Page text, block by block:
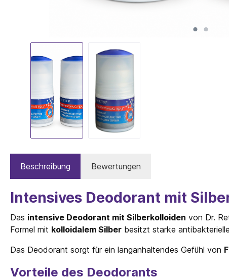
Beschreibung Bewertungen
Intensives Deodorant mit
Das intensive Deodorant mit Silberkolloiden von Dr.
Formel mit kolloidalem Silber besitzt starke
Das Deodorant sorgt für ein langanhaltendes Gefühl von
Vorteile des Deodorants